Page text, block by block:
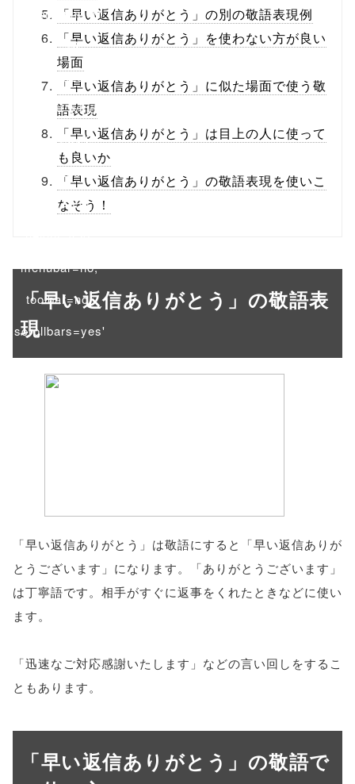
buttons.php on
line10
/1040320"
onclick="windo
w.open(this.hre
f, 'Gwindow',
'width=550,
menubar=no,
toolbar=no,
scrollbars=yes'
); return
「早い返信ありがとう」の別の敬語表現例
「早い返信ありがとう」を使わない方が良い
場面
「早い返信ありがとう」に似た場面で使う敬
語表現
「早い返信ありがとう」は目上の人に使って
も良いか
「早い返信ありがとう」の敬語表現を使いこ
なそう！
「早い返信ありがとう」の敬語表
現
「早い返信ありがとう」は敬語にすると「早い返信ありが
とうございます」になります。「ありがとうございます」
は丁寧語です。相手がすぐに返事をくれたときなどに使い
ます。
「迅速なご対応感謝いたします」などの言い回しをするこ
ともあります。
「早い返信ありがとう」の敬語で